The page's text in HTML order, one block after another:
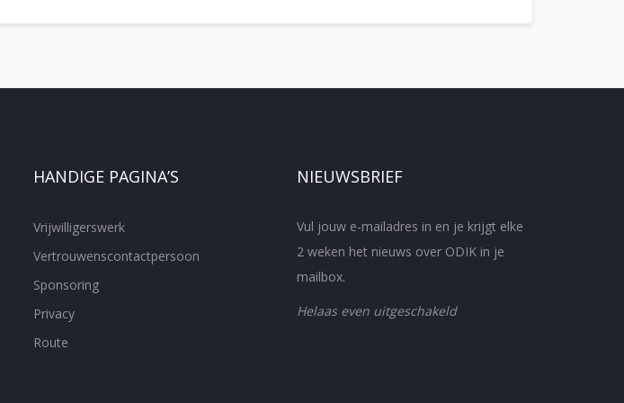
HANDIGE PAGINA’S
Vrijwilligerswerk
Vertrouwenscontactpersoon
Sponsoring
Privacy
Route
NIEUWSBRIEF
Vul jouw e-mailadres in en je krijgt elke
2 weken het nieuws over ODIK in je
mailbox.
Helaas even uitgeschakeld